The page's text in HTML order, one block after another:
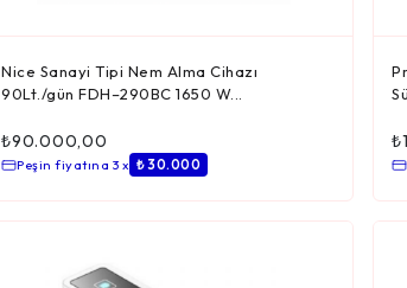
Nice Sanayi Tipi Nem Alma Cihazı
90Lt./gün FDH–290BC 1650 W...
₺90.000,00
Peşin fiyatına 3 x ₺ 30.000
₺